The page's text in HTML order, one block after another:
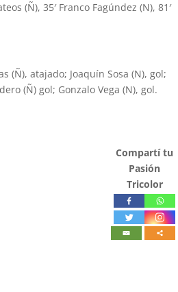
(Ñ), 35′ Franco Fagúndez (N), 81′
(Ñ), atajado; Joaquín Sosa (N), gol;
(Ñ) gol; Gonzalo Vega (N), gol.
Compartí tu
Pasión
Tricolor